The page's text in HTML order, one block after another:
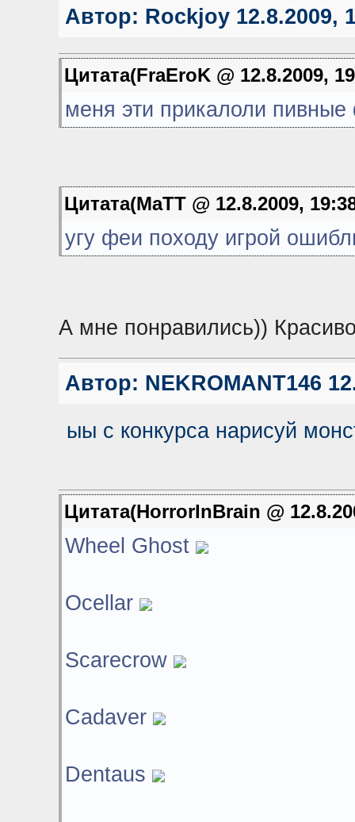
Автор: Rockjoy12.8.2009,
Цитата(FraEroK @ 12.8.2009,
меня эти прикалоли
Цитата(MaTT @ 12.8.2009,
угу феи походу игрой
А мне понравились))
Автор: NEKROMANT146
ыы с конкурса нарисуй
Цитата(HorrorInBrain @
Wheel Ghost
Ocellar
Scarecrow
Cadaver
Dentaus